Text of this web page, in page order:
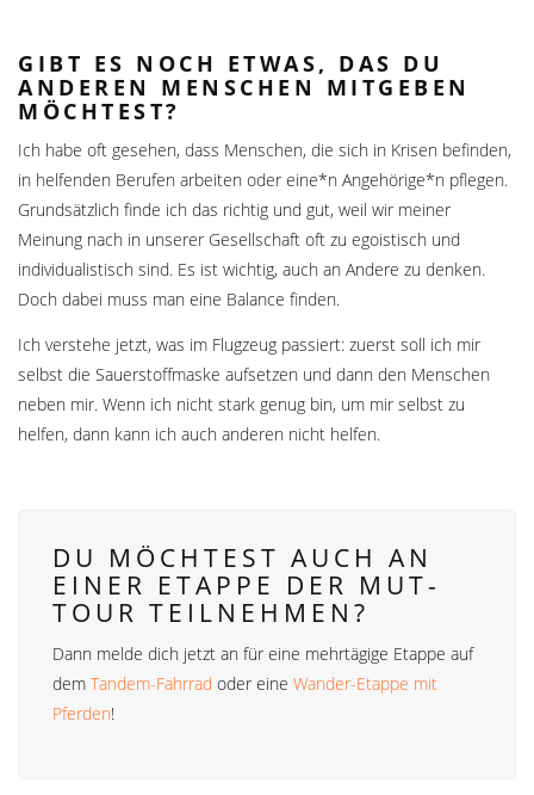
GIBT ES NOCH ETWAS, DAS DU
ANDEREN MENSCHEN MITGEBEN
MÖCHTEST?
Ich habe oft gesehen, dass Menschen, die sich in Krisen befinden,
in helfenden Berufen arbeiten oder eine*n Angehörige*n pflegen.
Grundsätzlich finde ich das richtig und gut, weil wir meiner
Meinung nach in unserer Gesellschaft oft zu egoistisch und
individualistisch sind. Es ist wichtig, auch an Andere zu denken.
Doch dabei muss man eine Balance finden.
Ich verstehe jetzt, was im Flugzeug passiert: zuerst soll ich mir
selbst die Sauerstoffmaske aufsetzen und dann den Menschen
neben mir. Wenn ich nicht stark genug bin, um mir selbst zu
helfen, dann kann ich auch anderen nicht helfen.
DU MÖCHTEST AUCH AN
EINER ETAPPE DER MUT-
TOUR TEILNEHMEN?
Dann melde dich jetzt an für eine mehrtägige Etappe auf
dem Tandem-Fahrrad oder eine Wander-Etappe mit
Pferden!